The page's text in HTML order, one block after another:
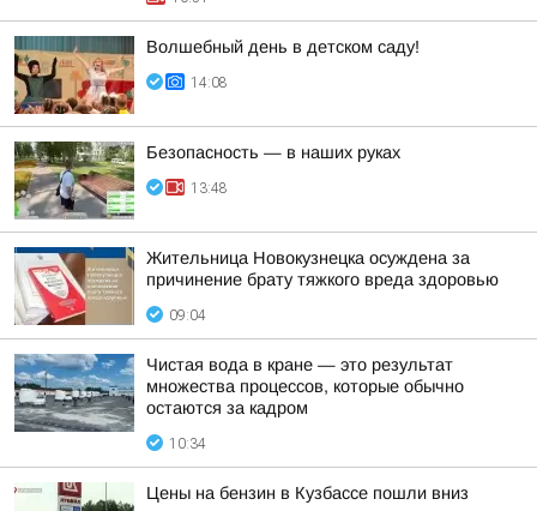
Волшебный день в детском саду!
14:08
Безопасность — в наших руках
13:48
Жительница Новокузнецка осуждена за
причинение брату тяжкого вреда здоровью
09:04
Чистая вода в кране — это результат
множества процессов, которые обычно
остаются за кадром
10:34
Цены на бензин в Кузбассе пошли вниз